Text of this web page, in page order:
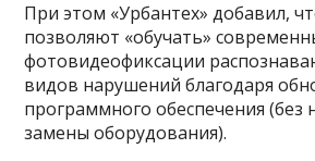
При этом «Урбантех» добавил,
позволяют «обучать»
фотовидеофиксации
видов нарушений благодаря
программного обеспечения (без
замены оборудования).